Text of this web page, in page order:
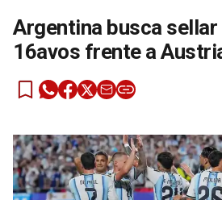
Argentina busca sellar
16avos frente a